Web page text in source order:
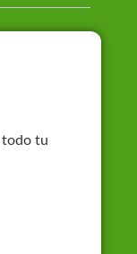
todo tu